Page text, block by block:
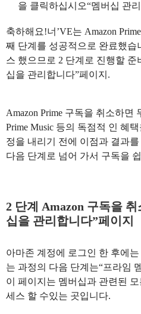
을 클릭하십시오“멤버십 관
축하해요!너’VE는 Amazon
째 단계를 성공적으로 완료했습
스 했으므로 2 단계로 진행할 준
십을 관리합니다”페이지.
Amazon Prime 구독을 취소하면
Prime Music 등의 독점적 인 혜
정을 내리기 전에 이점과 결과
다음 단계로 넘어 가서 구독을
2 단계 Amazon 구독을
십을 관리합니다”페이지
아마존 계정에 로그인 한 후에
는 과정의 다음 단계는“프라임
이 페이지는 멤버십과 관련된
세스 할 수있는 곳입니다.